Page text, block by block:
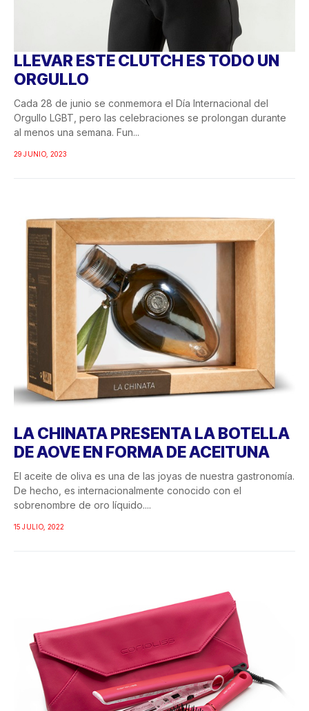
LLEVAR ESTE CLUTCH ES TODO UN
ORGULLO
Cada 28 de junio se conmemora el Día Internacional del
Orgullo LGBT, pero las celebraciones se prolongan durante
al menos una semana. Fun...
29 JUNIO, 2023
LA CHINATA PRESENTA LA BOTELLA
DE AOVE EN FORMA DE ACEITUNA
El aceite de oliva es una de las joyas de nuestra gastronomía.
De hecho, es internacionalmente conocido con el
sobrenombre de oro líquido....
15 JULIO, 2022